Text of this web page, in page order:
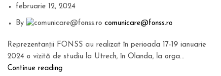
februarie 12, 2024
By comunicare@fonss.ro
Reprezentanții FONSS au realizat în perioada 17-19 ianuarie
2024 o vizită de studiu la Utrech, în Olanda, la orga...
Continue reading